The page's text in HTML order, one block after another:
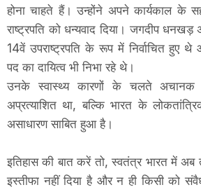
होना चाहते हैं। उन्होंने अपने कार्यकाल के
राष्ट्रपति को धन्यवाद दिया। जगदीप
14वें उपराष्ट्रपति के रूप में निर्वाचित हुए
पद का दायित्व भी निभा रहे थे।
उनके स्वास्थ्य कारणों के चलते अचानक
अप्रत्याशित था, बल्कि भारत के
असाधारण साबित हुआ है।
इतिहास की बात करें तो, स्वतंत्र भारत में अब
इस्तीफा नहीं दिया है और न ही किसी को